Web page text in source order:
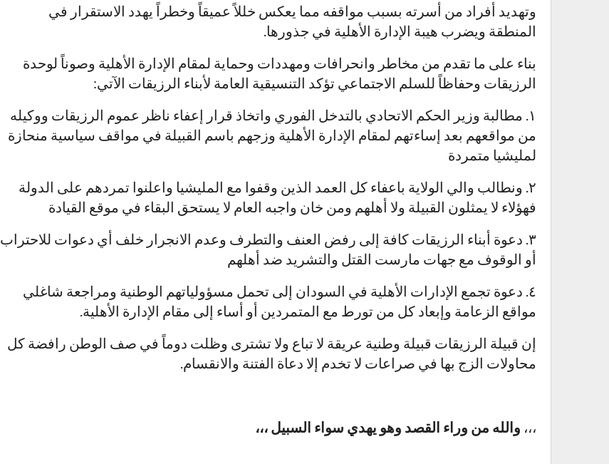
وتهديد أفراد من أسرته بسبب مواقفه مما يعكس خللاً عميقاً وخطراً يهدد الاستقرار في
المنطقة ويضرب هيبة الإدارة الأهلية في جذورها.
بناء على ما تقدم من مخاطر وانحرافات ومهددات وحماية لمقام الإدارة الأهلية وصوناً لوحدة
الرزيقات وحفاظاً للسلم الاجتماعي تؤكد التنسيقية العامة لأبناء الرزيقات الآتي:
١. مطالبة وزير الحكم الاتحادي بالتدخل الفوري واتخاذ قرار إعفاء ناظر عموم الرزيقات ووكيله
من مواقعهم بعد إساءتهم لمقام الإدارة الأهلية وزجهم باسم القبيلة في مواقف سياسية منحازة
لمليشيا متمردة
٢. ونطالب والي الولاية باعفاء كل العمد الذين وقفوا مع المليشيا واعلنوا تمردهم على الدولة
فهؤلاء لا يمثلون القبيلة ولا أهلهم ومن خان واجبه العام لا يستحق البقاء في موقع القيادة
٣. دعوة أبناء الرزيقات كافة إلى رفض العنف والتطرف وعدم الانجرار خلف أي دعوات للاحتراب
أو الوقوف مع جهات مارست القتل والتشريد ضد أهلهم
٤. دعوة تجمع الإدارات الأهلية في السودان إلى تحمل مسؤولياتهم الوطنية ومراجعة شاغلي
مواقع الزعامة وإبعاد كل من تورط مع المتمردين أو أساء إلى مقام الإدارة الأهلية.
إن قبيلة الرزيقات قبيلة وطنية عريقة لا تباع ولا تشترى وظلت دوماً في صف الوطن رافضة كل
محاولات الزج بها في صراعات لا تخدم إلا دعاة الفتنة والانقسام.
،،، والله من وراء القصد وهو يهدي سواء السبيل ،،،